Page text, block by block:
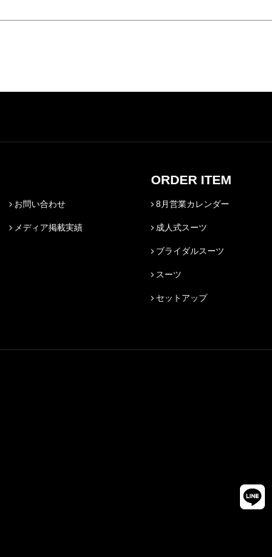
お問い合わせ
メディア掲載実績
ORDER ITEM
8月営業カレンダー
成人式スーツ
ブライダルスーツ
スーツ
セットアップ